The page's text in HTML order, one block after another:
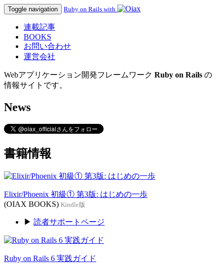
Toggle navigation Ruby on Rails with
連載記事
BOOKS
お問い合わせ
運営会社
Webアプリケーション開発フレームワーク Ruby on Rails の
情報サイトです。
News
書籍情報
Elixir/Phoenix 初級① 第3版: はじめの一歩
(OIAX BOOKS) Kindle版
▶ 読者サポートページ
Ruby on Rails 6 実践ガイド